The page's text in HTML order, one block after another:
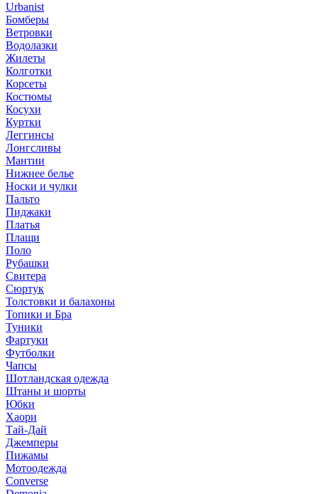
Urbanist
Бомберы
Ветровки
Водолазки
Жилеты
Колготки
Корсеты
Костюмы
Косухи
Куртки
Леггинсы
Лонгсливы
Мантии
Нижнее белье
Носки и чулки
Пальто
Пиджаки
Платья
Плащи
Поло
Рубашки
Свитера
Сюртук
Толстовки и балахоны
Топики и Бра
Туники
Фартуки
Футболки
Чапсы
Шотландская одежда
Штаны и шорты
Юбки
Хаори
Тай-Дай
Джемперы
Пижамы
Мотоодежда
Converse